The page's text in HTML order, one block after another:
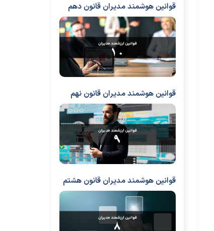
قوانین هوشمند مدیران قانون دهم
قوانین هوشمند مدیران قانون نهم
قوانین هوشمند مدیران قانون هشتم